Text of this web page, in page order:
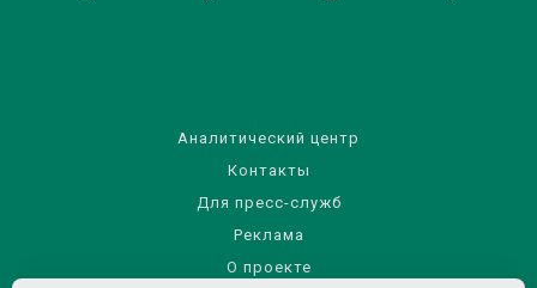
Аналитический центр
Контакты
Для пресс-служб
Реклама
О проекте